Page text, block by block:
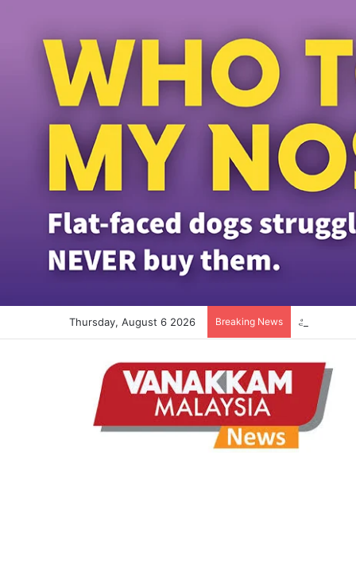
Thursday, August 6 2026 Breaking News